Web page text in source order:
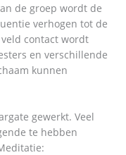
de groep wordt de
verhogen tot de
contact wordt
en verschillende
kunnen
gewerkt. Veel
te hebben